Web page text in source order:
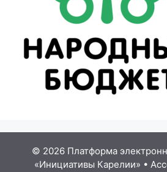
© 2026 Платформа
«Инициативы Карелии» •